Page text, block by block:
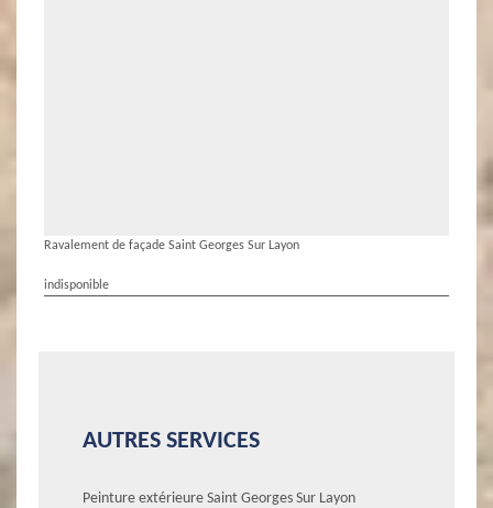
Ravalement de façade Saint Georges Sur Layon
indisponible
AUTRES SERVICES
Peinture extérieure Saint Georges Sur Layon